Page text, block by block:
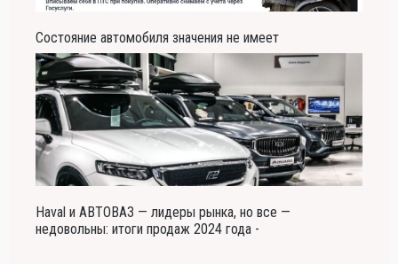
Состояние автомобиля значения не имеет
Haval и АВТОВАЗ — лидеры рынка, но все —
недовольны: итоги продаж 2024 года -